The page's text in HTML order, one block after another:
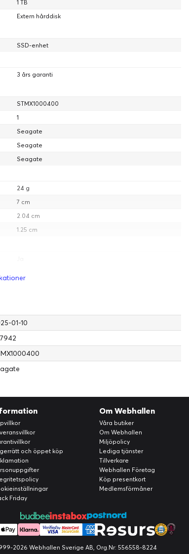
1 TB
Extern hårddisk
SSD-enhet
3 års garanti
STMX1000400
1
Seagate
Seagate
Seagate
24 g
7 cm
2.04 cm
1.25 cm
01-10
och öppet köp
Friday
Om Webhallen
Våra butiker
Om Webhallen
Miljöpolicy
Lediga tjänster
Tillverkare
Webhallen Företag
Köp presentkort
Medlemsförmåner
2026 Webhallen Sverige AB, Org.Nr: 556558-8224